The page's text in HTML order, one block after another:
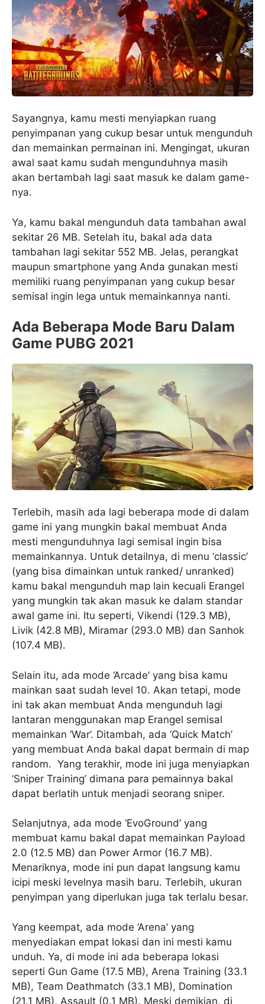
Sayangnya, kamu mesti menyiapkan ruang
penyimpanan yang cukup besar untuk mengunduh
dan memainkan permainan ini. Mengingat, ukuran
awal saat kamu sudah mengunduhnya masih
akan bertambah lagi saat masuk ke dalam game-
nya.
Ya, kamu bakal mengunduh data tambahan awal
sekitar 26 MB. Setelah itu, bakal ada data
tambahan lagi sekitar 552 MB. Jelas, perangkat
maupun smartphone yang Anda gunakan mesti
memiliki ruang penyimpanan yang cukup besar
semisal ingin lega untuk memainkannya nanti.
Ada Beberapa Mode Baru Dalam
Game PUBG 2021
Terlebih, masih ada lagi beberapa mode di dalam
game ini yang mungkin bakal membuat Anda
mesti mengunduhnya lagi semisal ingin bisa
memainkannya. Untuk detailnya, di menu ‘classic’
(yang bisa dimainkan untuk ranked/ unranked)
kamu bakal mengunduh map lain kecuali Erangel
yang mungkin tak akan masuk ke dalam standar
awal game ini. Itu seperti, Vikendi (129.3 MB),
Livik (42.8 MB), Miramar (293.0 MB) dan Sanhok
(107.4 MB).
Selain itu, ada mode ‘Arcade’ yang bisa kamu
mainkan saat sudah level 10. Akan tetapi, mode
ini tak akan membuat Anda mengunduh lagi
lantaran menggunakan map Erangel semisal
memainkan ‘War’. Ditambah, ada ‘Quick Match’
yang membuat Anda bakal dapat bermain di map
random. Yang terakhir, mode ini juga menyiapkan
‘Sniper Training’ dimana para pemainnya bakal
dapat berlatih untuk menjadi seorang sniper.
Selanjutnya, ada mode ‘EvoGround’ yang
membuat kamu bakal dapat memainkan Payload
2.0 (12.5 MB) dan Power Armor (16.7 MB).
Menariknya, mode ini pun dapat langsung kamu
icipi meski levelnya masih baru. Terlebih, ukuran
penyimpan yang diperlukan juga tak terlalu besar.
Yang keempat, ada mode ‘Arena’ yang
menyediakan empat lokasi dan ini mesti kamu
unduh. Ya, di mode ini ada beberapa lokasi
seperti Gun Game (17.5 MB), Arena Training (33.1
MB), Team Deathmatch (33.1 MB), Domination
(21.1 MB), Assault (0.1 MB). Meski demikian, di